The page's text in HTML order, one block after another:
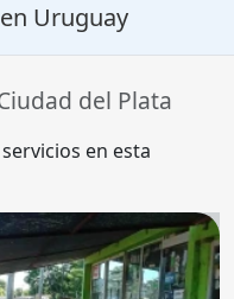
Uruguay
del Plata
servicios en esta